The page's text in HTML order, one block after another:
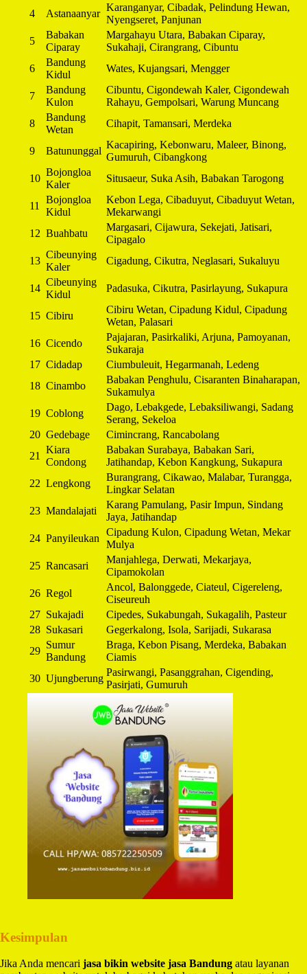
4
Astanaanyar
Karanganyar, Cibadak, Pelindung Hewan,
Nyengseret, Panjunan
5
Babakan
Ciparay
Margahayu Utara, Babakan Ciparay,
Sukahaji, Cirangrang, Cibuntu
6
Bandung
Kidul
Wates, Kujangsari, Mengger
7
Bandung
Kulon
Cibuntu, Cigondewah Kaler, Cigondewah
Rahayu, Gempolsari, Warung Muncang
8
Bandung
Wetan
Cihapit, Tamansari, Merdeka
9 Batununggal
Kacapiring, Kebonwaru, Maleer, Binong,
Gumuruh, Cibangkong
10
Bojongloa
Kaler
Situsaeur, Suka Asih, Babakan Tarogong
11
Bojongloa
Kidul
Kebon Lega, Cibaduyut, Cibaduyut Wetan,
Mekarwangi
12 Buahbatu
Margasari, Cijawura, Sekejati, Jatisari,
Cipagalo
13
Cibeunying
Kaler
Cigadung, Cikutra, Neglasari, Sukaluyu
14
Cibeunying
Kidul
Padasuka, Cikutra, Pasirlayung, Sukapura
15 Cibiru
Cibiru Wetan, Cipadung Kidul, Cipadung
Wetan, Palasari
16 Cicendo
Pajajaran, Pasirkaliki, Arjuna, Pamoyanan,
Sukaraja
17 Cidadap
Ciumbuleuit, Hegarmanah, Ledeng
18 Cinambo
Babakan Penghulu, Cisaranten Binaharapan,
Sukamulya
19 Coblong
Dago, Lebakgede, Lebaksiliwangi, Sadang
Serang, Sekeloa
20 Gedebage
Cimincrang, Rancabolang
21
Kiara
Condong
Babakan Surabaya, Babakan Sari,
Jatihandap, Kebon Kangkung, Sukapura
22 Lengkong
Burangrang, Cikawao, Malabar, Turangga,
Lingkar Selatan
23 Mandalajati
Karang Pamulang, Pasir Impun, Sindang
Jaya, Jatihandap
24 Panyileukan
Cipadung Kulon, Cipadung Wetan, Mekar
Mulya
25 Rancasari
Manjahlega, Derwati, Mekarjaya,
Cipamokolan
26 Regol
Ancol, Balonggede, Ciateul, Cigereleng,
Ciseureuh
27 Sukajadi
Cipedes, Sukabungah, Sukagalih, Pasteur
28 Sukasari
Gegerkalong, Isola, Sarijadi, Sukarasa
29
Sumur
Bandung
Braga, Kebon Pisang, Merdeka, Babakan
Ciamis
30 Ujungberung
Pasirwangi, Pasanggrahan, Cigending,
Pasirjati, Gumuruh
Kesimpulan
Jika Anda mencari jasa bikin website jasa Bandung atau layanan